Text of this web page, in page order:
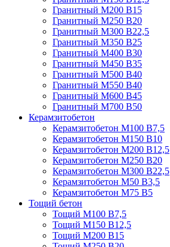
Гранитный М200 В15
Гранитный М250 В20
Гранитный М300 В22,5
Гранитный М350 В25
Гранитный М400 В30
Гранитный М450 В35
Гранитный М500 В40
Гранитный М550 В40
Гранитный М600 В45
Гранитный М700 В50
Керамзитобетон
Керамзитобетон М100 В7,5
Керамзитобетон М150 В10
Керамзитобетон М200 В12,5
Керамзитобетон М250 В20
Керамзитобетон М300 В22,5
Керамзитобетон М50 В3,5
Керамзитобетон М75 В5
Тощий бетон
Тощий М100 В7,5
Тощий М150 В12,5
Тощий М200 В15